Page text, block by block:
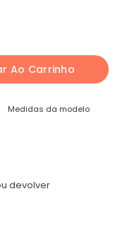
Ao Carrinho
Medidas da modelo
devolver